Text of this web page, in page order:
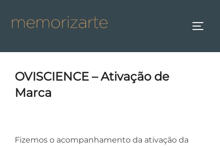
OVISCIENCE – Ativação de
Marca
Fizemos o acompanhamento da ativação da